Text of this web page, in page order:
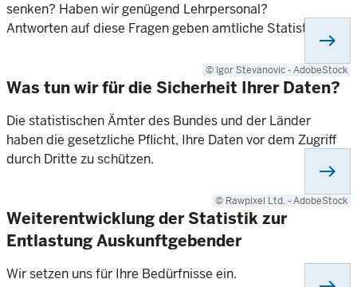
senken? Haben wir genügend Lehrpersonal?
Antworten auf diese Fragen geben amtliche Statistiken.
© Igor Stevanovic - AdobeStock
east
Was tun wir für die Sicherheit Ihrer Daten?
Die statistischen Ämter des Bundes und der Länder
haben die gesetzliche Pflicht, Ihre Daten vor dem Zugriff
durch Dritte zu schützen.
© Rawpixel Ltd. - AdobeStock
east
Weiterentwicklung der Statistik zur
Entlastung Auskunftgebender
Wir setzen uns für Ihre Bedürfnisse ein.